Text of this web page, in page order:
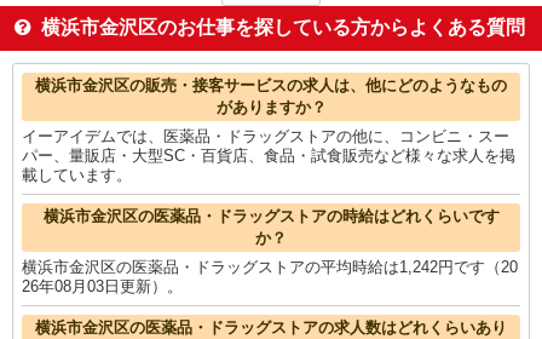
家電・携帯販売1,625円
中型（2t・4t）ドライバー1,617円
その他オフィスワーク・事務1,600円
横浜市金沢区の他の職種の平均時給を見る
横浜市金沢区のお仕事を探している方からよくある質問
横浜市金沢区の販売・接客サービスの求人は、他にどのようなもの
がありますか？
イーアイデムでは、医薬品・ドラッグストアの他に、コンビニ・スー
パー、量販店・大型SC・百貨店、食品・試食販売など様々な求人を掲
載しています。
横浜市金沢区の医薬品・ドラッグストアの時給はどれくらいです
か？
横浜市金沢区の医薬品・ドラッグストアの平均時給は1,242円です（20
26年08月03日更新）。
横浜市金沢区の医薬品・ドラッグストアの求人数はどれくらいあり